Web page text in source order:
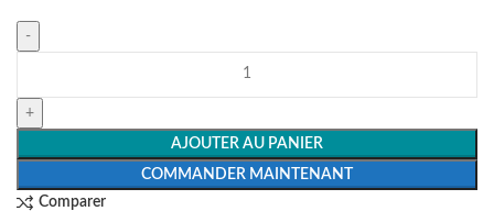
AJOUTER AU PANIER
COMMANDER MAINTENANT
Comparer